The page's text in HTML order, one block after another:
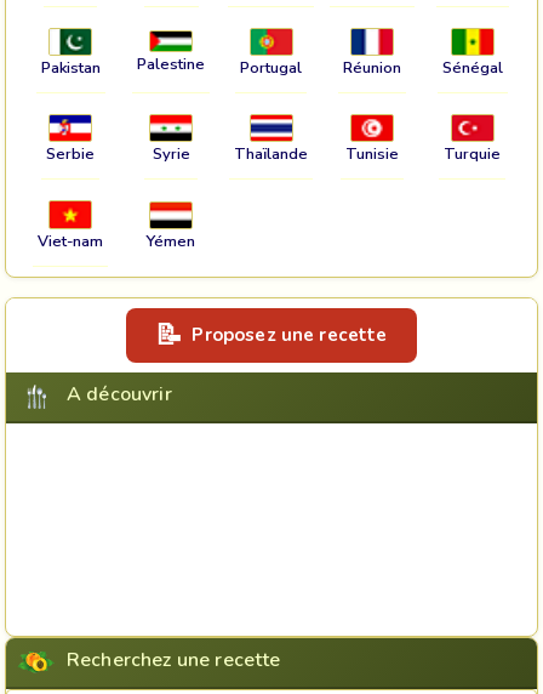
Pakistan Palestine Portugal Réunion Sénégal
Serbie Syrie Thaïlande Tunisie Turquie
Viet-nam Yémen
Proposez une recette
A découvrir
Recherchez une recette